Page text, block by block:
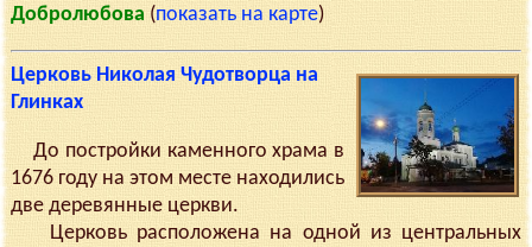
Добролюбова (показать на карте)
Церковь Николая Чудотворца на
Глинках
До постройки каменного храма в
1676 году на этом месте находились
две деревянные церкви.
Церковь расположена на одной из центральных